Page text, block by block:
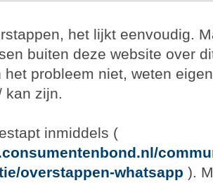
het lijkt eenvoudig.
buiten deze website over
het probleem niet, weten
kan zijn.
inmiddels (
overstappen-whatsapp ).